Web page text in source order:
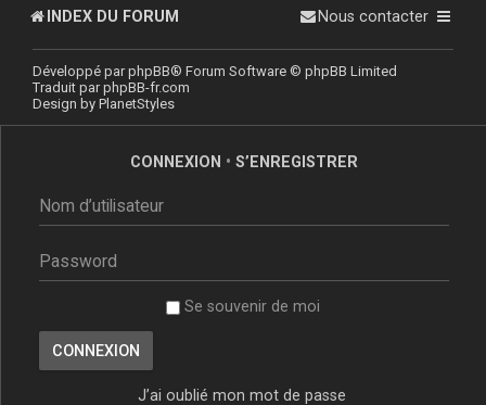
INDEX DU FORUM Nous contacter
Développé parphpBB® Forum Software © phpBB Limited
Traduit parphpBB-fr.com
Design by PlanetStyles
CONNEXION • S’ENREGISTRER
Se souvenir de moi
J’ai oublié mon mot de passe